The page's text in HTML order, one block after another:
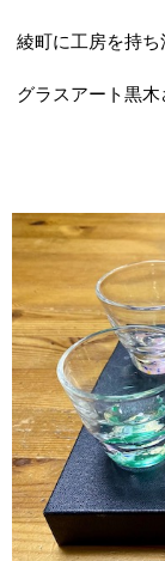
綾町に工房を持
グラスアート黒木